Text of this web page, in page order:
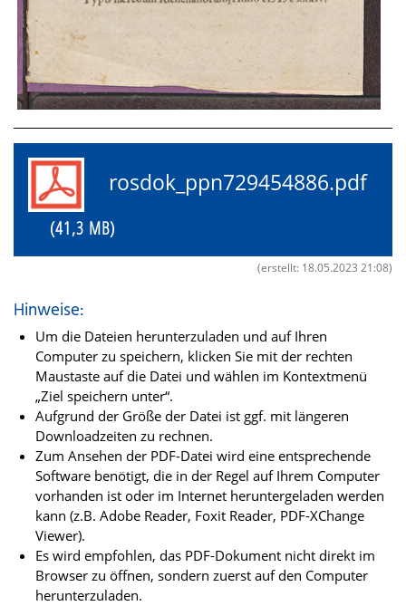
rosdok_ppn729454886.pdf
(41,3 MB)
(erstellt: 18.05.2023 21:08)
Hinweise:
Um die Dateien herunterzuladen und auf Ihren
Computer zu speichern, klicken Sie mit der rechten
Maustaste auf die Datei und wählen im Kontextmenü
„Ziel speichern unter“.
Aufgrund der Größe der Datei ist ggf. mit längeren
Downloadzeiten zu rechnen.
Zum Ansehen der PDF-Datei wird eine entsprechende
Software benötigt, die in der Regel auf Ihrem Computer
vorhanden ist oder im Internet heruntergeladen werden
kann (z.B. Adobe Reader, Foxit Reader, PDF-XChange
Viewer).
Es wird empfohlen, das PDF-Dokument nicht direkt im
Browser zu öffnen, sondern zuerst auf den Computer
herunterzuladen.